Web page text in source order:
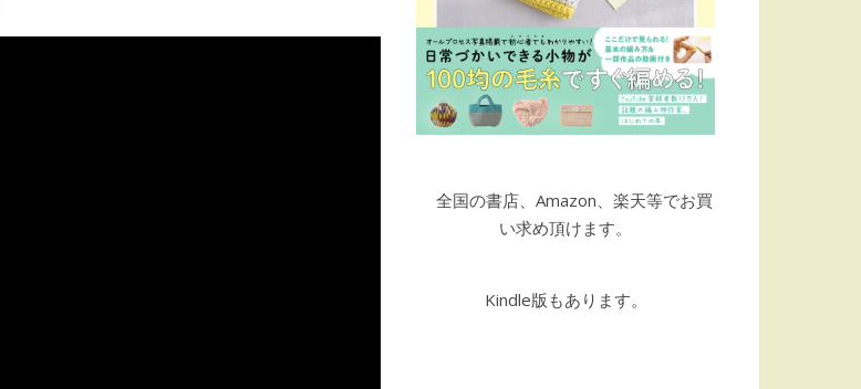
全国の書店、Amazon、楽天等でお買
い求め頂けます。
Kindle版もあります。